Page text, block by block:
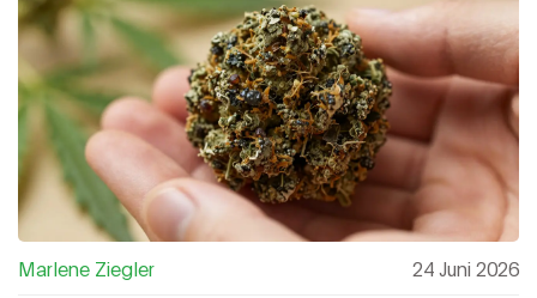
Marlene Ziegler 24 Juni 2026